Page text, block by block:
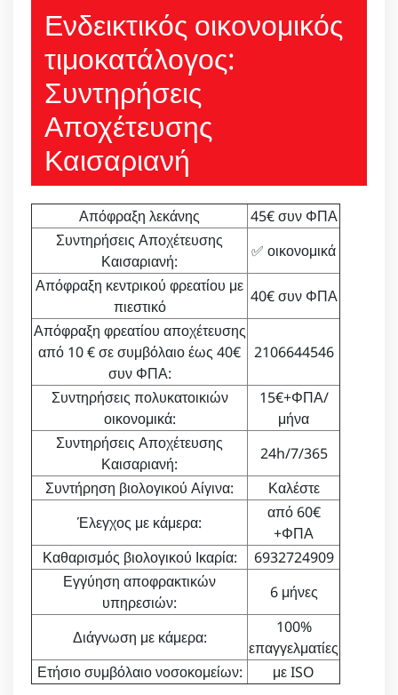
Ενδεικτικός οικονομικός
τιμοκατάλογος:
Συντηρήσεις
Αποχέτευσης
Καισαριανή
Απόφραξη λεκάνης
45€ συν ΦΠΑ
Συντηρήσεις Αποχέτευσης
Καισαριανή:
✅ οικονομικά
Απόφραξη κεντρικού φρεατίου με
πιεστικό
40€ συν ΦΠΑ
Απόφραξη φρεατίου αποχέτευσης
από 10 € σε συμβόλαιο έως 40€
συν ΦΠΑ:
2106644546
Συντηρήσεις πολυκατοικιών
οικονομικά:
15€+ΦΠΑ/
μήνα
Συντηρήσεις Αποχέτευσης
Καισαριανή:
24h/7/365
Συντήρηση βιολογικού Αίγινα:
Καλέστε
Έλεγχος με κάμερα:
από 60€
+ΦΠΑ
Καθαρισμός βιολογικού Ικαρία:
6932724909
Εγγύηση αποφρακτικών
υπηρεσιών:
6 μήνες
Διάγνωση με κάμερα:
100%
επαγγελματίες
Ετήσιο συμβόλαιο νοσοκομείων:
με ISO